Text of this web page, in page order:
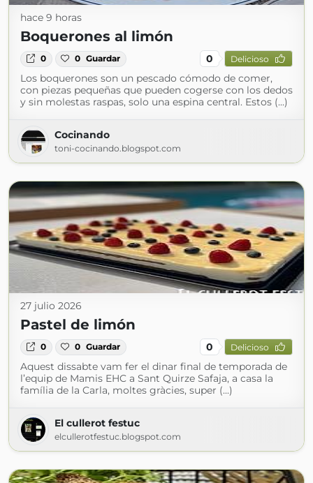
hace 9 horas
Boquerones al limón
0 0 Guardar 0 Delicioso
Los boquerones son un pescado cómodo de comer,
con piezas pequeñas que pueden cogerse con los dedos
y sin molestas raspas, solo una espina central. Estos (...)
Cocinando
toni-cocinando.blogspot.com
27 julio 2026
Pastel de limón
0 0 Guardar 0 Delicioso
Aquest dissabte vam fer el dinar final de temporada de
l’equip de Mamis EHC a Sant Quirze Safaja, a casa la
família de la Carla, moltes gràcies, super (...)
El cullerot festuc
elcullerotfestuc.blogspot.com